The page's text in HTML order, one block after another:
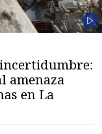
amenaza
en La